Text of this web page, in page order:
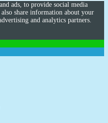
ads, to provide social media
share information about your
and analytics partners.